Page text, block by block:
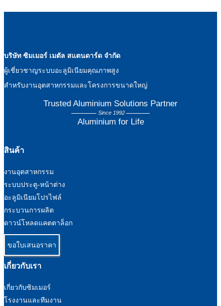
บริษัท ซิมเมอร์ เมตัล สแตนดาร์ด จำกัด
ผู้เชี่ยวชาญระบบอะลูมิเนียมคุณภาพสูง
สำหรับงานอุตสาหกรรมและโครงการขนาดใหญ่
Trusted Aluminium Solutions Partner
Since 1992
Aluminium for Life
สินค้า
งานอุตสาหกรรม
ระบบประตู-หน้าต่าง
อะลูมิเนียมโปรไฟล์
กระบวนการผลิต
ดาวน์โหลดแคตตาล็อก
ขอใบเสนอราคา
เกี่ยวกับเรา
เกี่ยวกับซิมเมอร์
โรงงานและทีมงาน